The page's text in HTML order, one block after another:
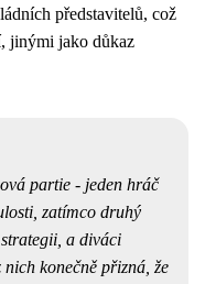
představitelů, což
jinými jako důkaz
partie - jeden hráč
zatímco druhý
a diváci
konečně přizná, že